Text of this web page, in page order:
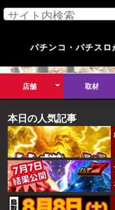
パチンコ・パチス
店舗 取材
本日の人気記事